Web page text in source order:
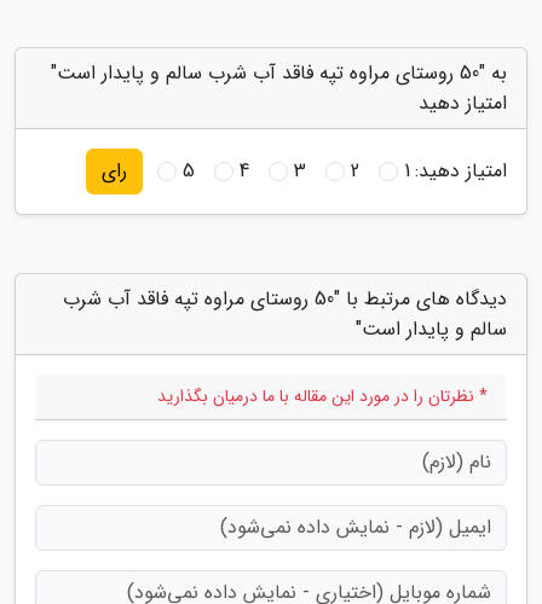
به "50 روستای مراوه تپه فاقد آب شرب سالم و پایدار است"
امتیاز دهید
امتیاز دهید:1
2
3
4
5 رای
دیدگاه های مرتبط با "50 روستای مراوه تپه فاقد آب شرب
سالم و پایدار است"
* نظرتان را در مورد این مقاله با ما درمیان بگذارید